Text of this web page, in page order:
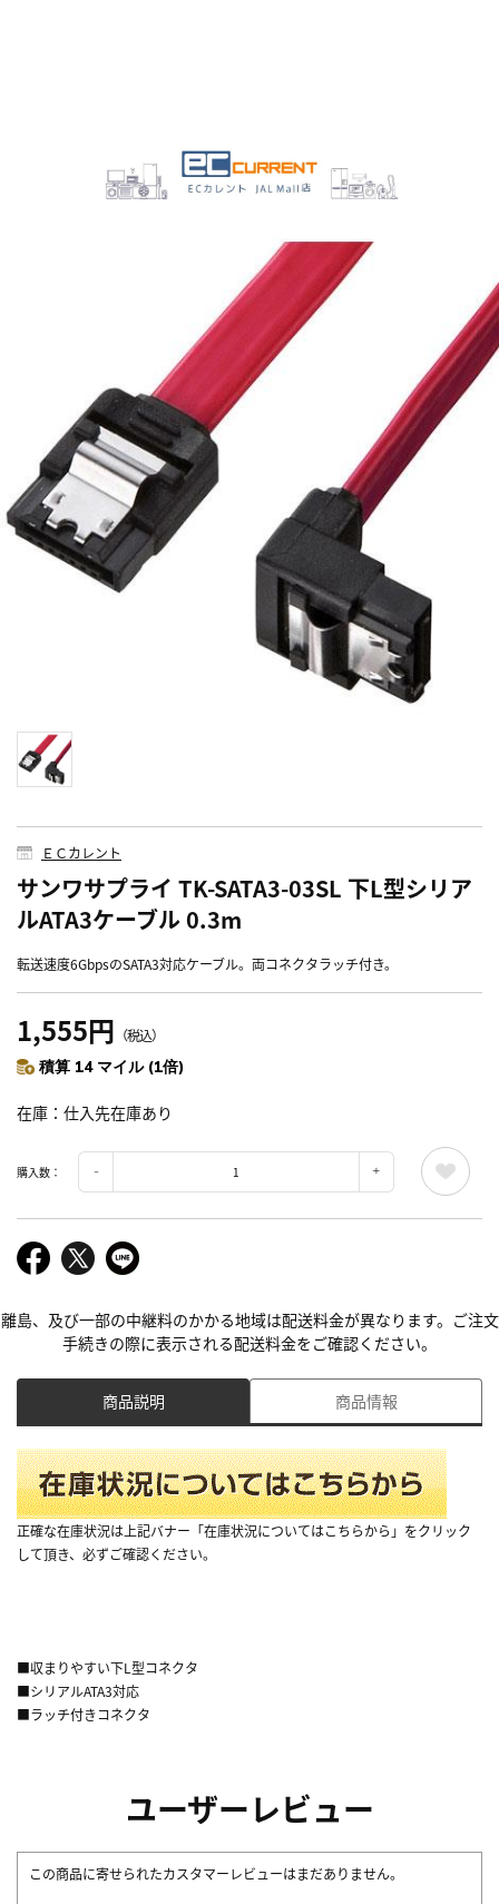
ＥＣカレント
サンワサプライ TK-SATA3-03SL 下L型シリア
ルATA3ケーブル 0.3m
転送速度6GbpsのSATA3対応ケーブル。両コネクタラッチ付き。
1,555円 （税込）
積算 14 マイル (1倍)
在庫 仕入先在庫あり
購入数：
離島、及び一部の中継料のかかる地域は配送料金が異なります。ご注文
手続きの際に表示される配送料金をご確認ください。
商品説明 商品情報
正確な在庫状況は上記バナー「在庫状況についてはこちらから」をクリック
して頂き、必ずご確認ください。
■収まりやすい下L型コネクタ
■シリアルATA3対応
■ラッチ付きコネクタ
ユーザーレビュー
この商品に寄せられたカスタマーレビューはまだありません。